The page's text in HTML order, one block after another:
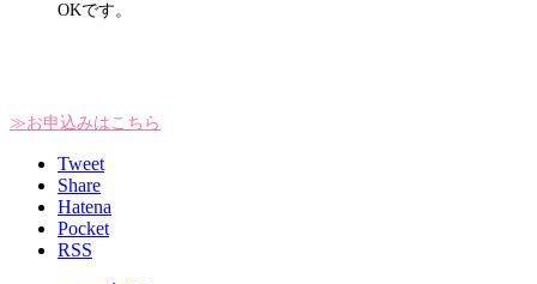
OKです。
≫お申込みはこちら
Tweet
Share
Hatena
Pocket
RSS